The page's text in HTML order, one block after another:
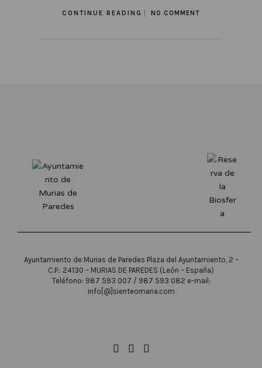
CONTINUE READING NO COMMENT
Ayuntamiento de Murias de Paredes Plaza del Ayuntamiento, 2 –
C.P.: 24130 – MURIAS DE PAREDES (León – España)
Teléfono: 987 593 007 / 987 593 082 e-mail:
info[@]sienteomana.com